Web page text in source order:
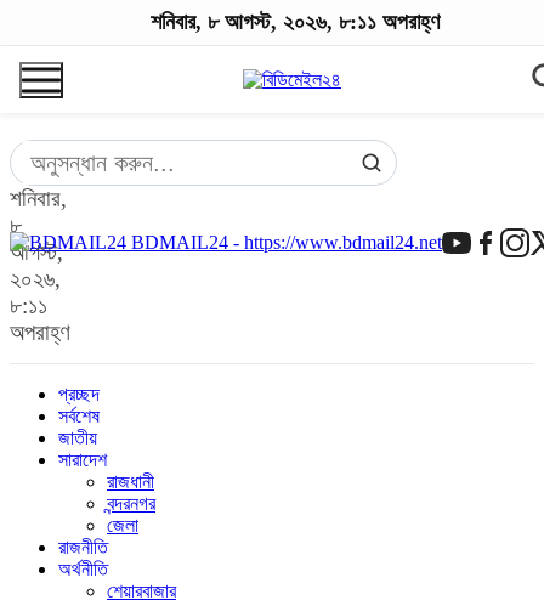
শনিবার,
৮
আগস্ট,
২০২৬,
৮:১১
অপরাহ্ণ
BDMAIL24 - https://www.bdmail24.net
প্রচ্ছদ
সর্বশেষ
জাতীয়
সারাদেশ
রাজধানী
বন্দরনগর
জেলা
রাজনীতি
অর্থনীতি
শেয়ারবাজার
শনিবার, ৮ আগস্ট, ২০২৬, ৮:১১ অপরাহ্ণ